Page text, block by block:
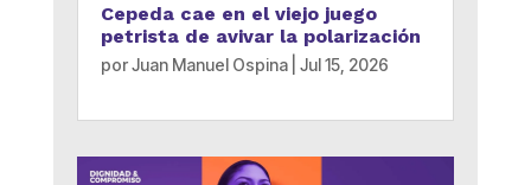
Cepeda cae en el viejo juego
petrista de avivar la polarización
porJuan Manuel Ospina| Jul 15, 2026